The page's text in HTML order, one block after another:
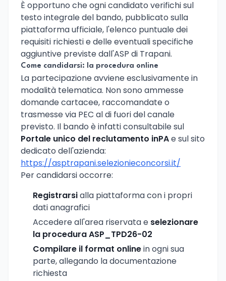
È opportuno che ogni candidato verifichi sul
testo integrale del bando, pubblicato sulla
piattaforma ufficiale, l'elenco puntuale dei
requisiti richiesti e delle eventuali specifiche
aggiuntive previste dall'ASP di Trapani.
Come candidarsi: la procedura online
La partecipazione avviene esclusivamente in
modalità telematica. Non sono ammesse
domande cartacee, raccomandate o
trasmesse via PEC al di fuori del canale
previsto. Il bando è infatti consultabile sul
Portale unico del reclutamento inPAe sul sito
dedicato dell'azienda:
https://asptrapani.selezionieconcorsi.it/
Per candidarsi occorre:
Registrarsialla piattaforma con i propri
dati anagrafici
Accedere all'area riservata e selezionare
la procedura ASP_TPD26-02
Compilare il format onlinein ogni sua
parte, allegando la documentazione
richiesta